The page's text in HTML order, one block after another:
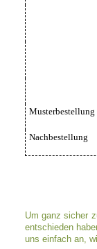
Musterbestellung
Nachbestellung
Um ganz sicher
entschieden
uns einfach an,